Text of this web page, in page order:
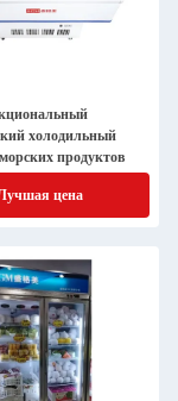
холодильный
продуктов
цена